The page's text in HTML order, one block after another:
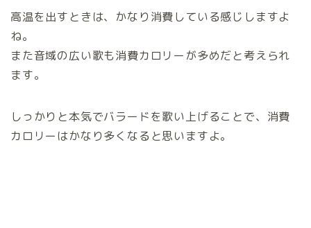
高温を出すときは、かなり消費している感じしますよ
ね。
また音域の広い歌も消費カロリーが多めだと考えられ
ます。
しっかりと本気でバラードを歌い上げることで、消費
カロリーはかなり多くなると思いますよ。